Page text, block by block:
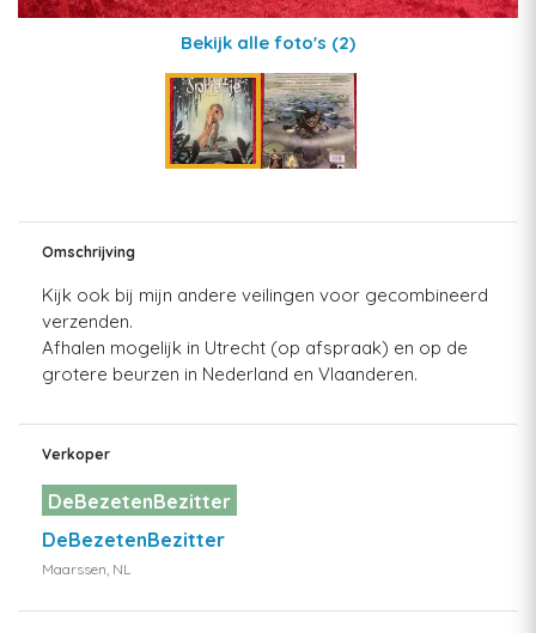
Bekijk alle foto's (2)
Omschrijving
Kijk ook bij mijn andere veilingen voor gecombineerd
verzenden.
Afhalen mogelijk in Utrecht (op afspraak) en op de
grotere beurzen in Nederland en Vlaanderen.
Verkoper
DeBezetenBezitter
DeBezetenBezitter
Maarssen, NL